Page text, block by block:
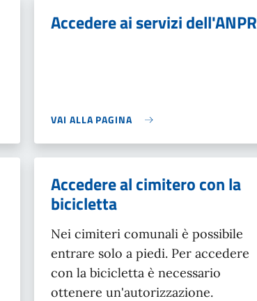
Accedere ai servizi dell'ANPR
VAI ALLA PAGINA
Accedere al cimitero con la
bicicletta
Nei cimiteri comunali è possibile
entrare solo a piedi. Per accedere
con la bicicletta è necessario
ottenere un'autorizzazione.